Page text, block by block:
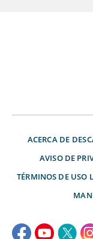
ACERCA DE
AVISO DE
TÉRMINOS DE USO